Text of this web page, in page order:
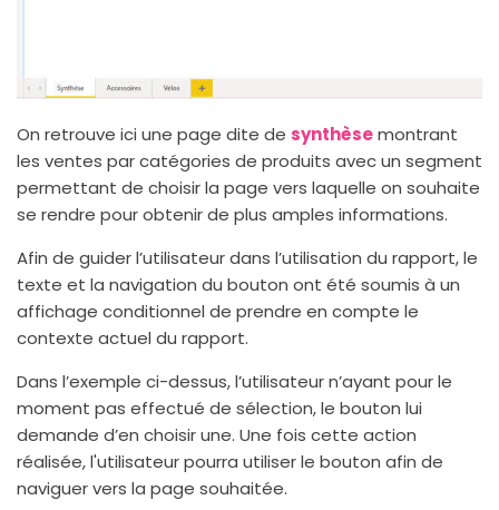
On retrouve ici une page dite de synthèsemontrant
les ventes par catégories de produits avec un segment
permettant de choisir la page vers laquelle on souhaite
se rendre pour obtenir de plus amples informations.
Afin de guider l’utilisateur dans l’utilisation du rapport, le
texte et la navigation du bouton ont été soumis à un
affichage conditionnel de prendre en compte le
contexte actuel du rapport.
Dans l’exemple ci-dessus, l’utilisateur n’ayant pour le
moment pas effectué de sélection, le bouton lui
demande d’en choisir une. Une fois cette action
réalisée, l'utilisateur pourra utiliser le bouton afin de
naviguer vers la page souhaitée.